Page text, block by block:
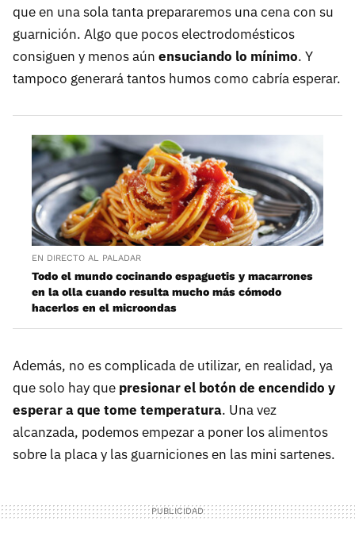
que en una sola tanta prepararemos una cena con su
guarnición. Algo que pocos electrodomésticos
consiguen y menos aún ensuciando lo mínimo. Y
tampoco generará tantos humos como cabría esperar.
EN DIRECTO AL PALADAR
Todo el mundo cocinando espaguetis y macarrones
en la olla cuando resulta mucho más cómodo
hacerlos en el microondas
Además, no es complicada de utilizar, en realidad, ya
que solo hay que presionar el botón de encendido y
esperar a que tome temperatura. Una vez
alcanzada, podemos empezar a poner los alimentos
sobre la placa y las guarniciones en las mini sartenes.